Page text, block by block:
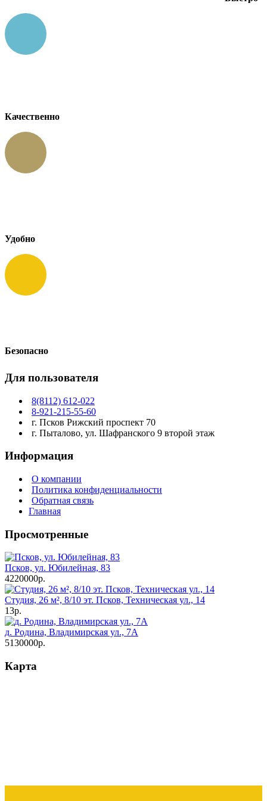
Качественно
Удобно
Безопасно
Для пользователя
8(8112) 612-022
8-921-215-55-60
г. Псков Рижский проспект 70
г. Пыталово, ул. Шафранского 9 второй этаж
Информация
О компании
Политика конфиденциальности
Обратная связь
Главная
Просмотренные
Псков, ул. Юбилейная, 83
4220000р.
Студия, 26 м², 8/10 эт. Псков, Техническая ул., 14
13р.
д. Родина, Владимирская ул., 7А
5130000р.
Карта